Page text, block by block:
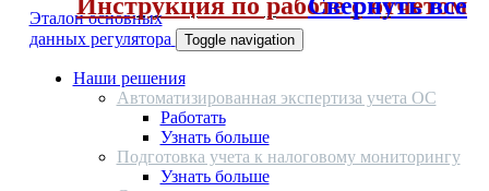
Эталон основных
данных регулятора
Toggle navigation
Наши решения
Автоматизированная экспертиза учета ОС
Работать
Узнать больше
Подготовка учета к налоговому мониторингу
Узнать больше